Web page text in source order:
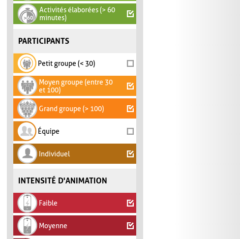
Activités élaborées (> 60
minutes)
PARTICIPANTS
Petit groupe (< 30)
Moyen groupe (entre 30
et 100)
Grand groupe (> 100)
Équipe
Individuel
INTENSITÉ D'ANIMATION
Faible
Moyenne